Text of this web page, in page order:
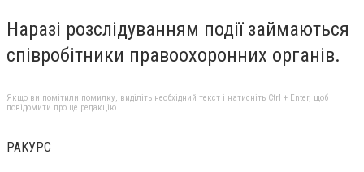
Наразі розслідуванням події займаються
співробітники правоохоронних органів.
Якщо ви помітили помилку, виділіть необхідний текст і натисніть Ctrl + Enter, щоб
повідомити про це редакцію
РАКУРС